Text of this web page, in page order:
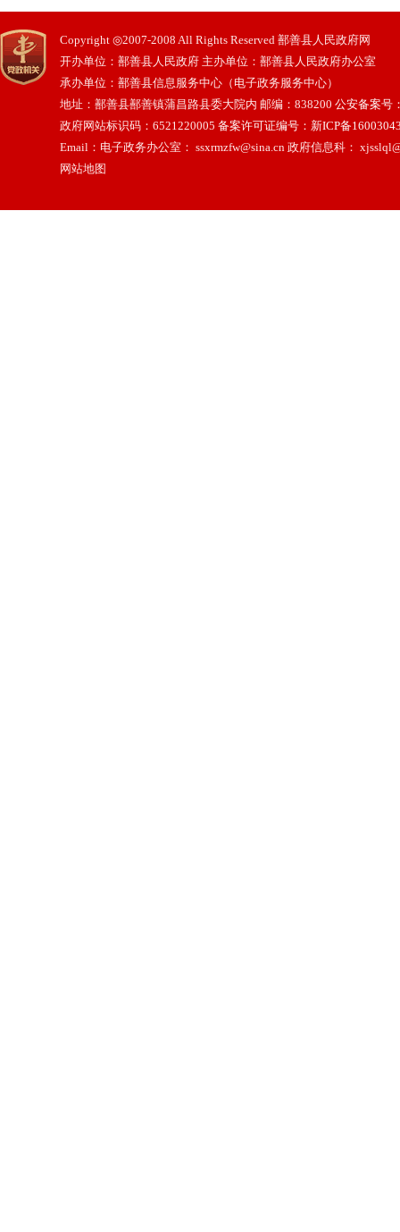
Copyright ◎2007-2008 All Rights Reserved 鄯善县人民政府网
开办单位：鄯善县人民政府 主办单位：鄯善县人民政府办公室
承办单位：鄯善县信息服务中心（电子政务服务中心）
地址：鄯善县鄯善镇蒲昌路县委大院内 邮编：838200 公安备案号
政府网站标识码：6521220005 备案许可证编号：新ICP备
Email：电子政务办公室： ssxrmzfw@sina.cn 政府信息科：
网站地图